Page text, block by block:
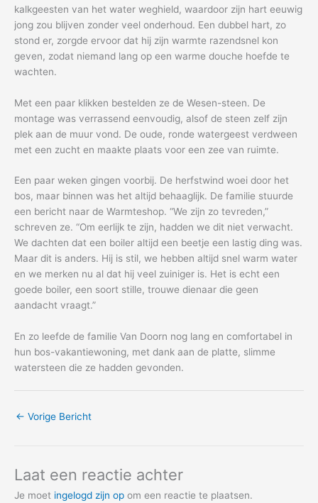
kalkgeesten van het water weghield, waardoor zijn hart eeuwig
jong zou blijven zonder veel onderhoud. Een dubbel hart, zo
stond er, zorgde ervoor dat hij zijn warmte razendsnel kon
geven, zodat niemand lang op een warme douche hoefde te
wachten.
Met een paar klikken bestelden ze de Wesen-steen. De
montage was verrassend eenvoudig, alsof de steen zelf zijn
plek aan de muur vond. De oude, ronde watergeest verdween
met een zucht en maakte plaats voor een zee van ruimte.
Een paar weken gingen voorbij. De herfstwind woei door het
bos, maar binnen was het altijd behaaglijk. De familie stuurde
een bericht naar de Warmteshop. “We zijn zo tevreden,”
schreven ze. “Om eerlijk te zijn, hadden we dit niet verwacht.
We dachten dat een boiler altijd een beetje een lastig ding was.
Maar dit is anders. Hij is stil, we hebben altijd snel warm water
en we merken nu al dat hij veel zuiniger is. Het is echt een
goede boiler, een soort stille, trouwe dienaar die geen
aandacht vraagt.”
En zo leefde de familie Van Doorn nog lang en comfortabel in
hun bos-vakantiewoning, met dank aan de platte, slimme
watersteen die ze hadden gevonden.
← Vorige Bericht
Laat een reactie achter
Je moet ingelogd zijn op om een reactie te plaatsen.